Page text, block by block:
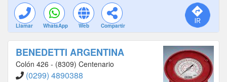
Llamar WhatsApp Web Compartir
BENEDETTI ARGENTINA
Colón 426 - (8309) Centenario
(0299) 4890388